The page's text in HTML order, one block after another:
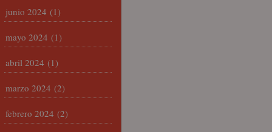
junio 2024 (1)
mayo 2024 (1)
abril 2024 (1)
marzo 2024 (2)
febrero 2024 (2)